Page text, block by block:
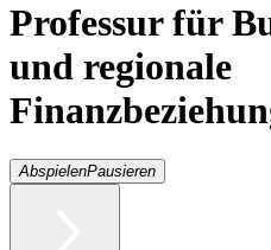
Professur für
und regionale
AbspielenPausieren